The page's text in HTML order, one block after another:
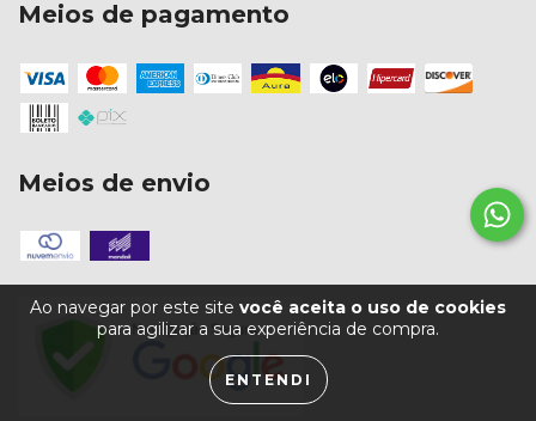
Ao navegar por este site você aceita o uso de cookies
para agilizar a sua experiência de compra.
ENTENDI
Meios de pagamento
Meios de envio